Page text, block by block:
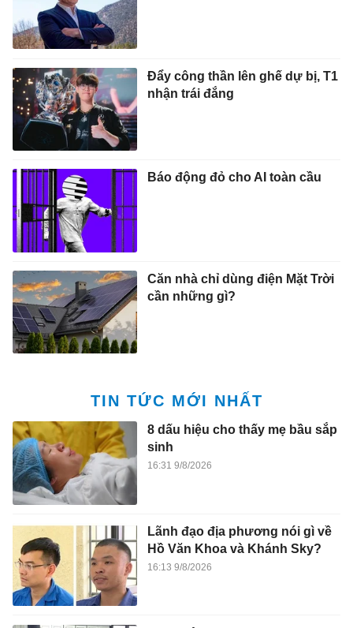
Đẩy công thần lên ghế dự bị, T1
nhận trái đắng
Báo động đỏ cho AI toàn cầu
Căn nhà chỉ dùng điện Mặt Trời
cần những gì?
TIN TỨC MỚI NHẤT
8 dấu hiệu cho thấy mẹ bầu sắp
sinh
16:31 9/8/2026
Lãnh đạo địa phương nói gì về
Hồ Văn Khoa và Khánh Sky?
16:13 9/8/2026